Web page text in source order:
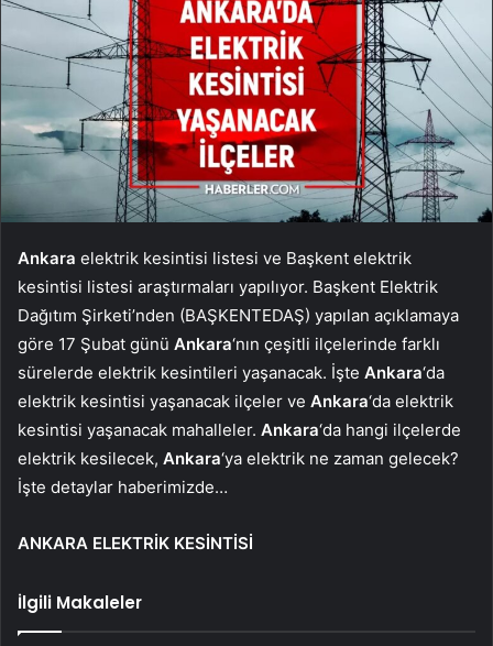
Ankara elektrik kesintisi listesi ve Başkent elektrik
kesintisi listesi araştırmaları yapılıyor. Başkent Elektrik
Dağıtım Şirketi’nden (BAŞKENTEDAŞ) yapılan açıklamaya
göre 17 Şubat günü Ankara‘nın çeşitli ilçelerinde farklı
sürelerde elektrik kesintileri yaşanacak. İşte Ankara‘da
elektrik kesintisi yaşanacak ilçeler ve Ankara‘da elektrik
kesintisi yaşanacak mahalleler. Ankara‘da hangi ilçelerde
elektrik kesilecek, Ankara‘ya elektrik ne zaman gelecek?
İşte detaylar haberimizde…
ANKARA ELEKTRİK KESİNTİSİ
İlgili Makaleler